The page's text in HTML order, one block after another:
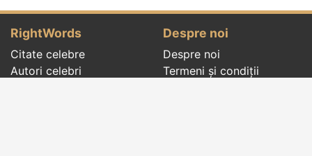
RightWords
Citate celebre
Autori celebri
Despre noi
Despre noi
Termeni și condiții